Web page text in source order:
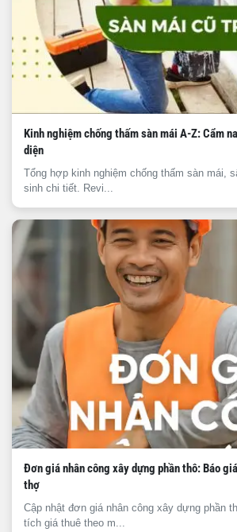
Kinh nghiệm chống thấm sàn mái A-Z: Cẩm
diện
Tổng hợp kinh nghiệm chống thấm sàn mái,
sinh chi tiết. Revi...
Đơn giá nhân công xây dựng phần thô: Báo
thợ
Cập nhật đơn giá nhân công xây dựng phần
tích giá thuê theo m...